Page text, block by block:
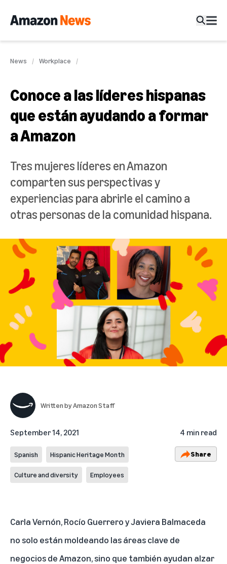
News Workplace
Conoce a las líderes hispanas
que están ayudando a formar
a Amazon
Tres mujeres líderes en Amazon
comparten sus perspectivas y
experiencias para abrirle el camino a
otras personas de la comunidad hispana.
Written byAmazon Staff
September 14, 2021 4 min read
Spanish Hispanic Heritage Month
Culture and diversity Employees
Share
Carla Vernón, Rocío Guerrero y Javiera Balmaceda
no solo están moldeando las áreas clave de
negocios de Amazon, sino que también ayudan alzar